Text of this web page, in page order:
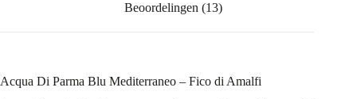
Beoordelingen (13)
Acqua Di Parma Blu Mediterraneo – Fico di Amalfi